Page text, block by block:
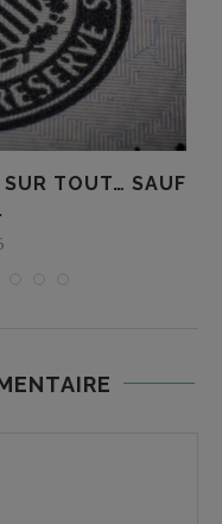
TOUT… SAUF